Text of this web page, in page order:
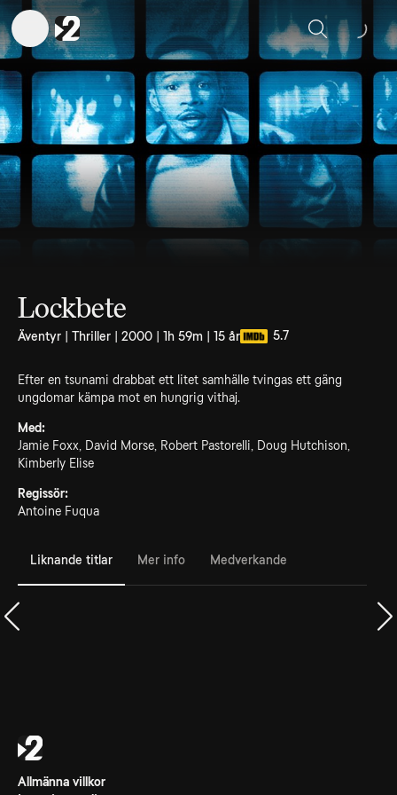
Sök
Lockbete
Äventyr | Thriller | 2000 | 1h 59m | 15 år 5.7
Efter en tsunami drabbat ett litet samhälle tvingas ett gäng
ungdomar kämpa mot en hungrig vithaj.
Med:
Jamie Foxx, David Morse, Robert Pastorelli, Doug Hutchison,
Kimberly Elise
Regissör:
Antoine Fuqua
Liknande titlar Mer info Medverkande
Allmänna villkor